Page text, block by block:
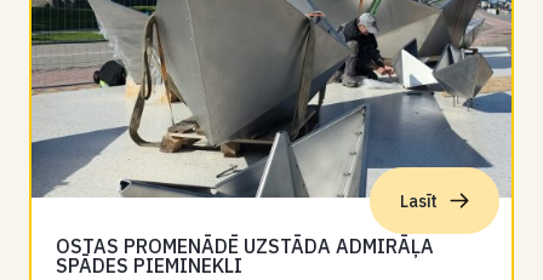
Lasīt
OSTAS PROMENĀDĒ UZSTĀDA ADMIRĀĻA
SPĀDES PIEMINEKLI